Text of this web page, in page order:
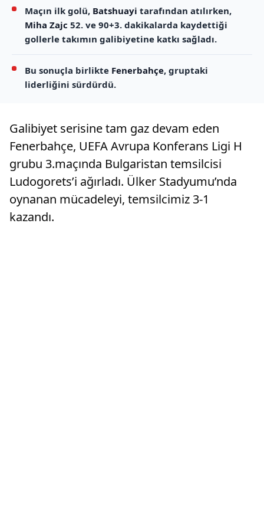
Maçın ilk golü, Batshuayi tarafından atılırken,
Miha Zajc 52. ve 90+3. dakikalarda kaydettiği
gollerle takımın galibiyetine katkı sağladı.
Bu sonuçla birlikte Fenerbahçe, gruptaki
liderliğini sürdürdü.
Galibiyet serisine tam gaz devam eden
Fenerbahçe, UEFA Avrupa Konferans Ligi H
grubu 3.maçında Bulgaristan temsilcisi
Ludogorets’i ağırladı. Ülker Stadyumu’nda
oynanan mücadeleyi, temsilcimiz 3-1
kazandı.